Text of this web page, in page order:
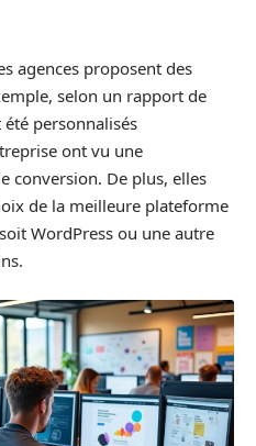
agences proposent des
selon un rapport de
été personnalisés
ont vu une
conversion. De plus, elles
de la meilleure plateforme
WordPress ou une autre